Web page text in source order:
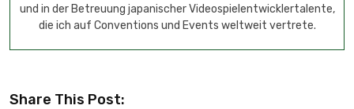
und in der Betreuung japanischer Videospielentwicklertalente,
die ich auf Conventions und Events weltweit vertrete.
Share This Post: